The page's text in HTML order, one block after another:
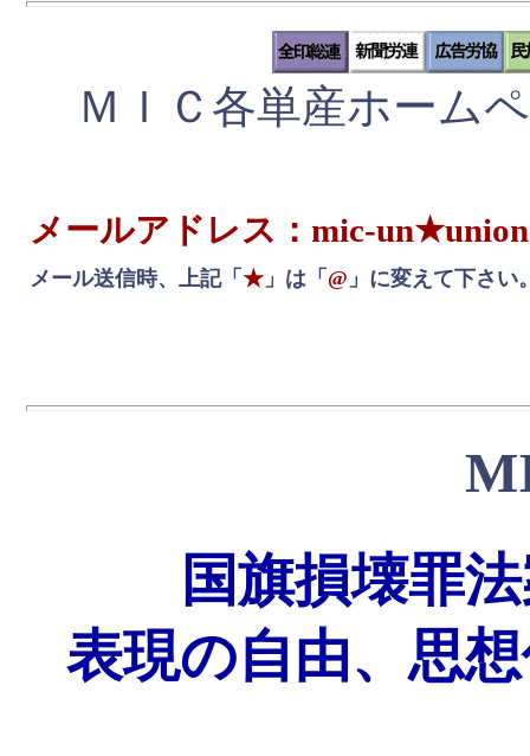
ＭＩＣ各単産ホーム
メールアドレス：mic-
メール送信時、上記「 ★ 」は「 @ 」に変えて下さい
国旗損壊罪
表現の自由、思